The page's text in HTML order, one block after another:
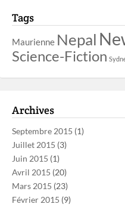
Tags
Maurienne Nepal
Science-Fiction
Archives
Septembre 2015 (1)
Juillet 2015 (3)
Juin 2015 (1)
Avril 2015 (20)
Mars 2015 (23)
Février 2015 (9)